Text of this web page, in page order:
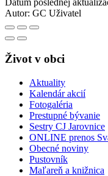
Dátum poslednej
Autor: GC Uživatel
Život v obci
Aktuality
Kalendár akcií
Fotogaléria
Prestupné bývanie
Sestry CJ Jarovnice
ONLINE prenos
Obecné noviny
Pustovník
Maľareň a knižnica